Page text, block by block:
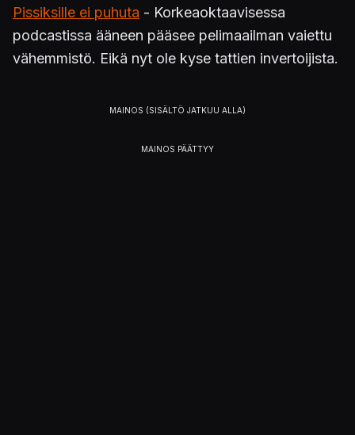
Pissiksille ei puhuta - Korkeaoktaavisessa
podcastissa ääneen pääsee pelimaailman vaiettu
vähemmistö. Eikä nyt ole kyse tattien invertoijista.